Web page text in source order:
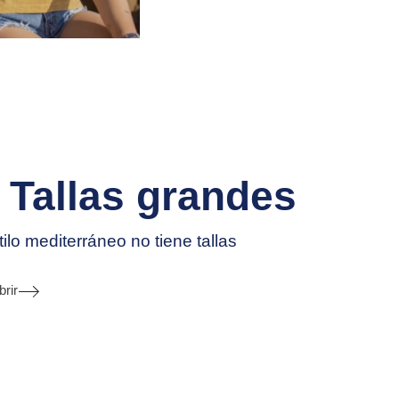
Tallas grandes
mediterráneo no tiene tallas